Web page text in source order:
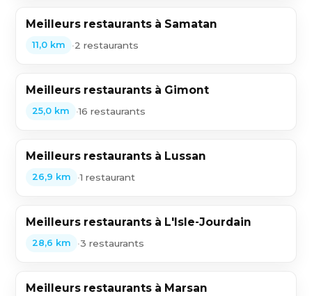
Meilleurs restaurants à Samatan
11,0 km •2 restaurants
Meilleurs restaurants à Gimont
25,0 km •16 restaurants
Meilleurs restaurants à Lussan
26,9 km •1 restaurant
Meilleurs restaurants à L'Isle-Jourdain
28,6 km •3 restaurants
Meilleurs restaurants à Marsan